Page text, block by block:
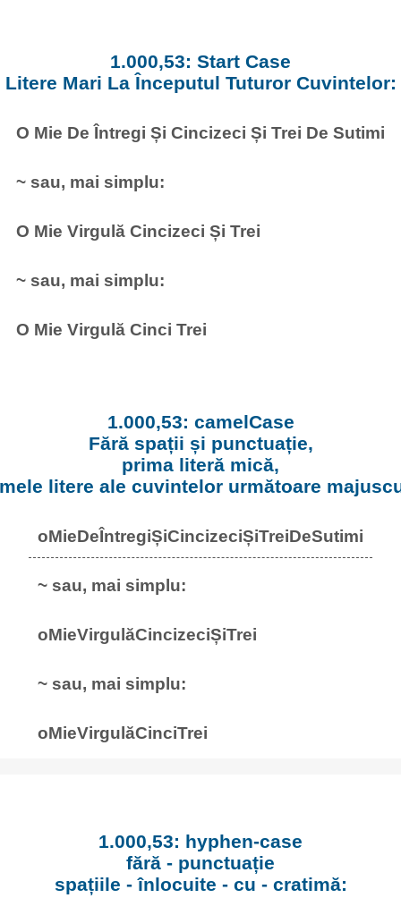
1.000,53: Start Case
Litere Mari La Începutul Tuturor Cuvintelor:
O Mie De Întregi Și Cincizeci Și Trei De Sutimi
~ sau, mai simplu:
O Mie Virgulă Cincizeci Și Trei
~ sau, mai simplu:
O Mie Virgulă Cinci Trei
1.000,53: camelCase
Fără spații și punctuație,
prima literă mică,
litere ale cuvintelor următoare
oMieDeÎntregiȘiCincizeciȘiTreiDeSutimi
~ sau, mai simplu:
oMieVirgulăCincizeciȘiTrei
~ sau, mai simplu:
oMieVirgulăCinciTrei
1.000,53: hyphen-case
fără - punctuație
spațiile - înlocuite - cu - cratimă: